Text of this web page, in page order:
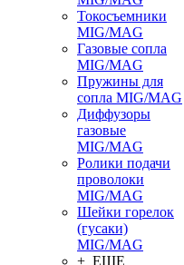
Токосъемники
MIG/MAG
Газовые сопла
MIG/MAG
Пружины для
сопла MIG/MAG
Диффузоры
газовые
MIG/MAG
Ролики подачи
проволоки
MIG/MAG
Шейки горелок
(гусаки)
MIG/MAG
+ ЕЩЕ